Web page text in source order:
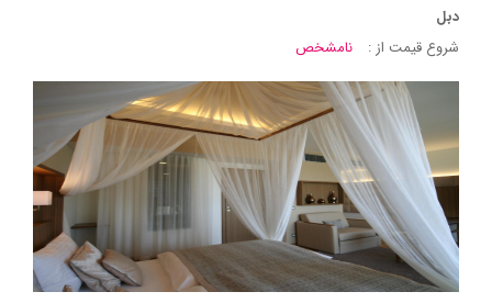
دبل
شروع قیمت از :
نامشخص